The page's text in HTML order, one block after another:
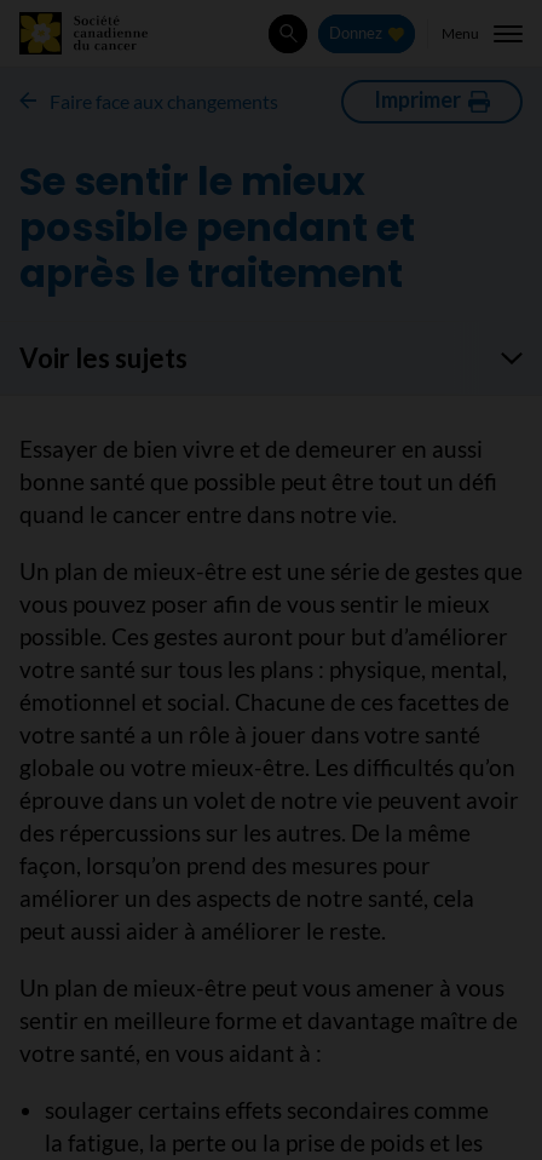
Rechercher
Donnez Menu
Faire face aux changements Imprimer
Se sentir le mieux
possible pendant et
après le traitement
Voir les sujets
Essayer de bien vivre et de demeurer en aussi
bonne santé que possible peut être tout un défi
quand le cancer entre dans notre vie.
Un plan de mieux-être est une série de gestes que
vous pouvez poser afin de vous sentir le mieux
possible. Ces gestes auront pour but d’améliorer
votre santé sur tous les plans : physique, mental,
émotionnel et social. Chacune de ces facettes de
votre santé a un rôle à jouer dans votre santé
globale ou votre mieux-être. Les difficultés qu’on
éprouve dans un volet de notre vie peuvent avoir
des répercussions sur les autres. De la même
façon, lorsqu’on prend des mesures pour
améliorer un des aspects de notre santé, cela
peut aussi aider à améliorer le reste.
Un plan de mieux-être peut vous amener à vous
sentir en meilleure forme et davantage maître de
votre santé, en vous aidant à :
soulager certains effets secondaires comme
la fatigue, la perte ou la prise de poids et les